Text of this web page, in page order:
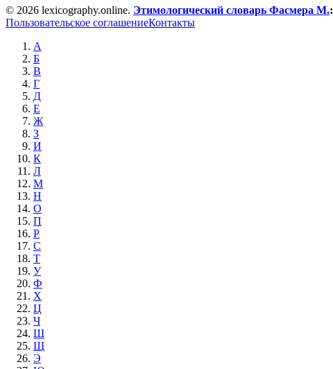
© 2026 lexicography.online. Этимологический словарь Фасмера М.:
Пользовательское соглашениеКонтакты
А
Б
В
Г
Д
Е
Ж
З
И
К
Л
М
Н
О
П
Р
С
Т
У
Ф
Х
Ц
Ч
Ш
Щ
Э